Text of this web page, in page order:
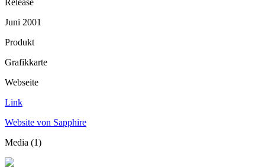
Juni 2001
Produkt
Grafikkarte
Webseite
Link
Website von Sapphire
Media (1)